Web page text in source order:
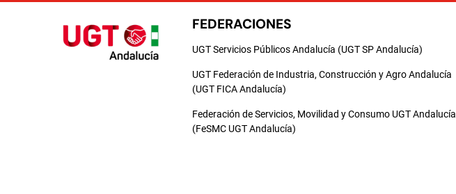
FEDERACIONES
UGT Servicios Públicos Andalucía (UGT SP Andalucía)
UGT Federación de Industria, Construcción y Agro Andalucía
(UGT FICA Andalucía)
Federación de Servicios, Movilidad y Consumo UGT Andalucía
(FeSMC UGT Andalucía)